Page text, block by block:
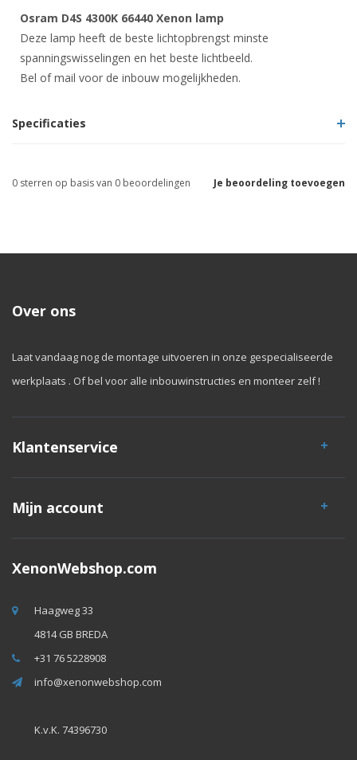
Osram D4S 4300K 66440 Xenon lamp
Deze lamp heeft de beste lichtopbrengst minste
spanningswisselingen en het beste lichtbeeld.
Bel of mail voor de inbouw mogelijkheden.
Specificaties
Je beoordeling toevoegen
0 sterren op basis van 0 beoordelingen
Over ons
Laat vandaag nog de montage uitvoeren in onze gespecialiseerde
werkplaats . Of bel voor alle inbouwinstructies en monteer zelf !
Klantenservice
Mijn account
XenonWebshop.com
Haagweg 33
4814 GB BREDA
+31 76 5228908
info@xenonwebshop.com
K.v.K. 74396730